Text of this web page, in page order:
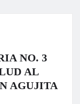
NO. 3
AL
AGUJITA